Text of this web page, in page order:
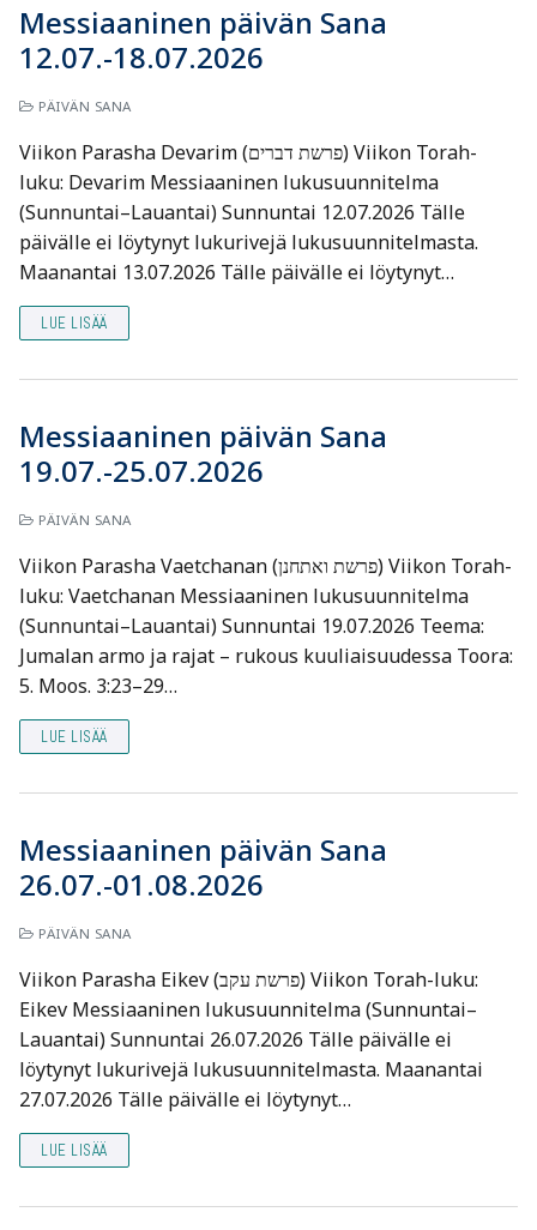
Messiaaninen päivän Sana
12.07.-18.07.2026
PÄIVÄN SANA
Viikon Parasha Devarim (פרשת דברים) Viikon Torah-
luku: Devarim Messiaaninen lukusuunnitelma
(Sunnuntai–Lauantai) Sunnuntai 12.07.2026 Tälle
päivälle ei löytynyt lukurivejä lukusuunnitelmasta.
Maanantai 13.07.2026 Tälle päivälle ei löytynyt…
LUE LISÄÄ
Messiaaninen päivän Sana
19.07.-25.07.2026
PÄIVÄN SANA
Viikon Parasha Vaetchanan (פרשת ואתחנן) Viikon Torah-
luku: Vaetchanan Messiaaninen lukusuunnitelma
(Sunnuntai–Lauantai) Sunnuntai 19.07.2026 Teema:
Jumalan armo ja rajat – rukous kuuliaisuudessa Toora:
5. Moos. 3:23–29…
LUE LISÄÄ
Messiaaninen päivän Sana
26.07.-01.08.2026
PÄIVÄN SANA
Viikon Parasha Eikev (פרשת עקב) Viikon Torah-luku:
Eikev Messiaaninen lukusuunnitelma (Sunnuntai–
Lauantai) Sunnuntai 26.07.2026 Tälle päivälle ei
löytynyt lukurivejä lukusuunnitelmasta. Maanantai
27.07.2026 Tälle päivälle ei löytynyt…
LUE LISÄÄ